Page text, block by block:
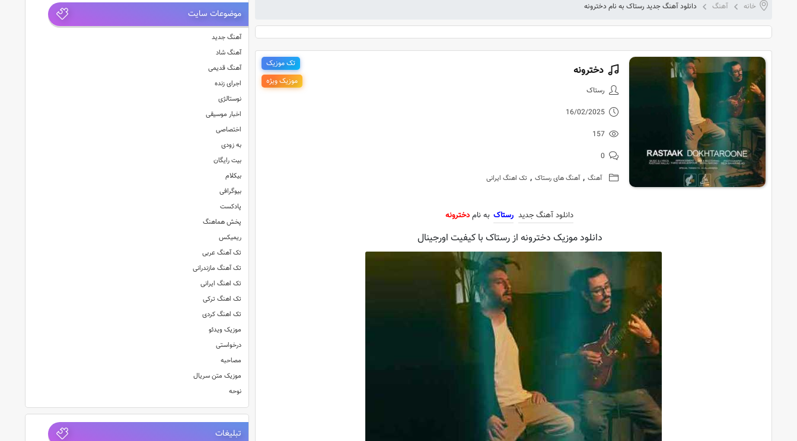
خانه آهنگ دانلود آهنگ جدید رستاک به نام دخترونه
دانلود آهنگ جدید رستاک به نام دخترونه
دخترونه
رستاک
16/02/2025
157
0
آهنگ , آهنگ های رستاک , تک اهنگ ایرانی
تک موزیک
موزیک ویژه
دانلود آهنگ جدید رستاک به نام دخترونه
دانلود موزیک دخترونه از رستاک با کیفیت اورجینال
موضوعات سایت
آهنگ جدید
آهنگ شاد
آهنگ قدیمی
اجرای زنده
نوستالژی
اخبار موسیقی
اختصاصی
به زودی
بیت رایگان
بیکلام
بیوگرافی
پادکست
پخش هماهنگ
ریمیکس
تک آهنگ عربی
تک آهنگ مازندرانی
تک اهنگ ایرانی
تک اهنگ ترکی
تک اهنگ کردی
موزیک ویدئو
درخواستی
مصاحبه
موزیک متن سریال
نوحه
تبلیغات